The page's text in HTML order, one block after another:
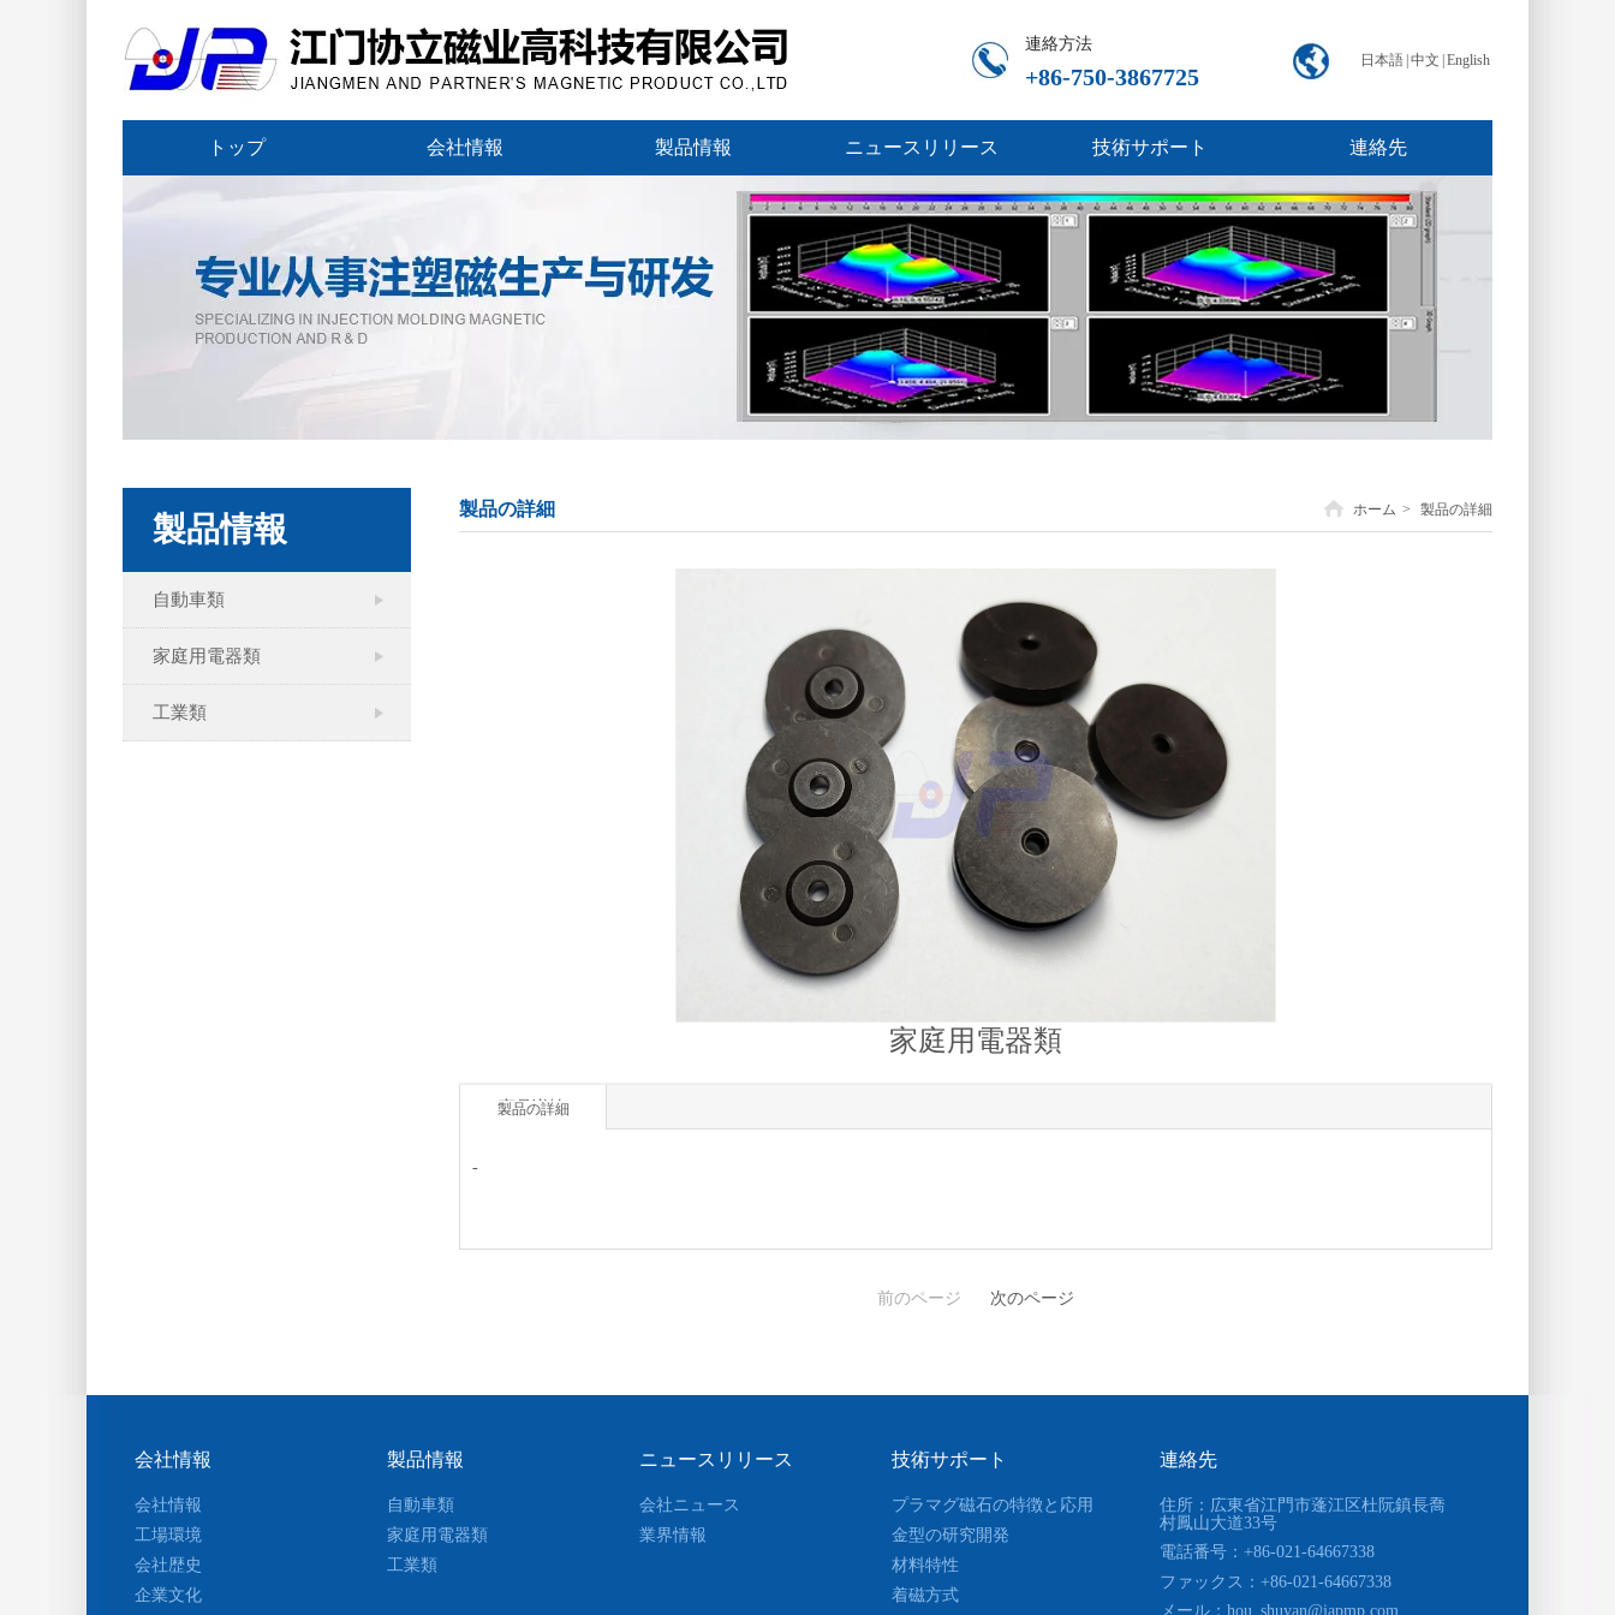
日本語 中文 English
連絡方法
+86-750-3867725
トップ 会社情報 製品情報 ニュースリリース 技術サポート 連絡先
製品情報
自動車類
家庭用電器類
工業類
製品の詳細 ホーム > 製品の詳細
家庭用電器類
商品详情
-
前のページ 次のページ
製品の詳細
住所：広東省江門市蓬江区杜阮鎮長喬
村鳳山大道33号
電話番号：+86-021-64667338
ファックス ：+86-021-64667338
メール： hou_shuyan@japmp.com
連絡先
会社情報
会社情報
工場環境
会社歴史
企業文化
製品情報
自動車類
家庭用電器類
工業類
ニュースリリース
会社ニュース
業界情報
技術サポート
プラマグ磁石の特徴と応用
金型の研究開発
材料特性
着磁方式